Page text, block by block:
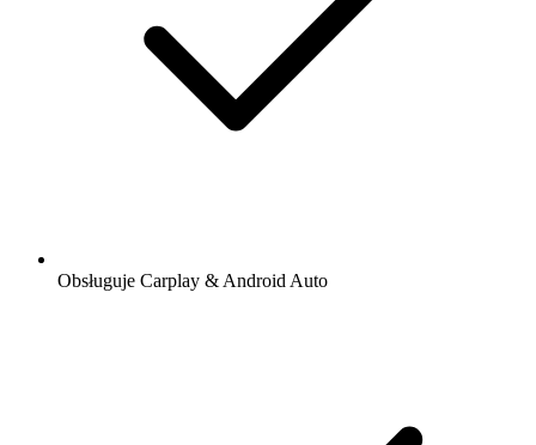
Obsługuje Carplay & Android Auto